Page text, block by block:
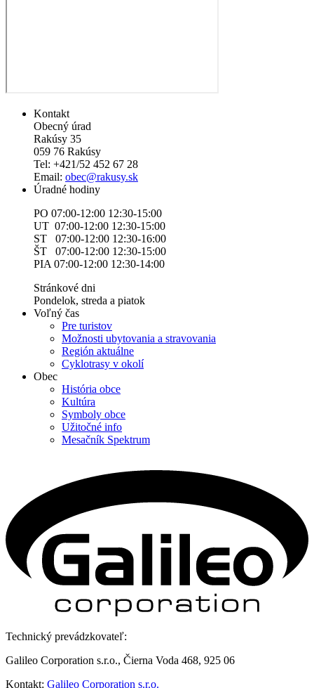
Kontakt
Obecný úrad
Rakúsy 35
059 76 Rakúsy
Tel: +421/52 452 67 28
Email: obec@rakusy.sk
Úradné hodiny
PO 07:00-12:00 12:30-15:00
UT 07:00-12:00 12:30-15:00
ST 07:00-12:00 12:30-16:00
ŠT 07:00-12:00 12:30-15:00
PIA 07:00-12:00 12:30-14:00
Stránkové dni
Pondelok, streda a piatok
Voľný čas
Pre turistov
Možnosti ubytovania a stravovania
Región aktuálne
Cyklotrasy v okolí
Obec
História obce
Kultúra
Symboly obce
Užitočné info
Mesačník Spektrum
Technický prevádzkovateľ:
Galileo Corporation s.r.o., Čierna Voda 468, 925 06
Kontakt: Galileo Corporation s.r.o.